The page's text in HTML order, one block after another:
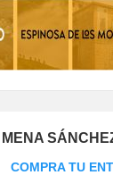
COMPRA TU